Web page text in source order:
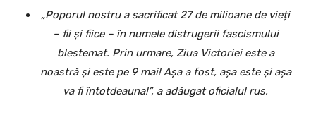
„Poporul nostru a sacrificat 27 de milioane de vieți
– fii și fiice – în numele distrugerii fascismului
blestemat. Prin urmare, Ziua Victoriei este a
noastră și este pe 9 mai! Așa a fost, așa este și așa
va fi întotdeauna!”, a adăugat oficialul rus.